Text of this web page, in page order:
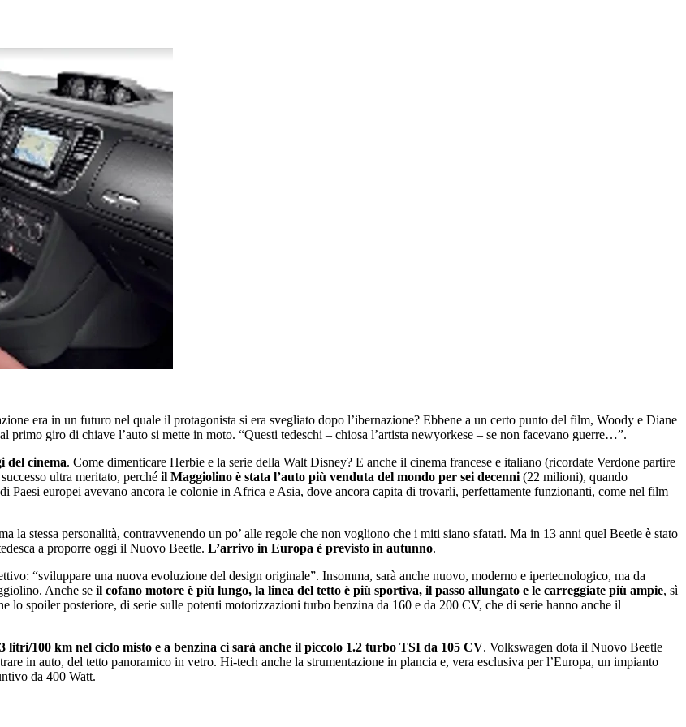
era in un futuro nel quale il protagonista si era svegliato dopo l’ibernazione? Ebbene a un certo punto del film, Woody e Diane
giro di chiave l’auto si mette in moto. “Questi tedeschi – chiosa l’artista newyorkese – se non facevano guerre…”.
del cinema. Come dimenticare Herbie e la serie della Walt Disney? E anche il cinema francese e italiano (ricordate Verdone partire
ultra meritato, perché il Maggiolino è stata l’auto più venduta del mondo per sei decenni (22 milioni), quando
europei avevano ancora le colonie in Africa e Asia, dove ancora capita di trovarli, perfettamente funzionanti, come nel film
la stessa personalità, contravvenendo un po’ alle regole che non vogliono che i miti siano sfatati. Ma in 13 anni quel Beetle è stato
a proporre oggi il Nuovo Beetle. L’arrivo in Europa è previsto in autunno.
“sviluppare una nuova evoluzione del design originale”. Insomma, sarà anche nuovo, moderno e ipertecnologico, ma da
Anche se il cofano motore è più lungo, la linea del tetto è più sportiva, il passo allungato e le carreggiate più ampie, sì
lo spoiler posteriore, di serie sulle potenti motorizzazioni turbo benzina da 160 e da 200 CV, che di serie hanno anche il
litri/100 km nel ciclo misto e a benzina ci sarà anche il piccolo 1.2 turbo TSI da 105 CV. Volkswagen dota il Nuovo Beetle
in auto, del tetto panoramico in vetro. Hi-tech anche la strumentazione in plancia e, vera esclusiva per l’Europa, un impianto
da 400 Watt.